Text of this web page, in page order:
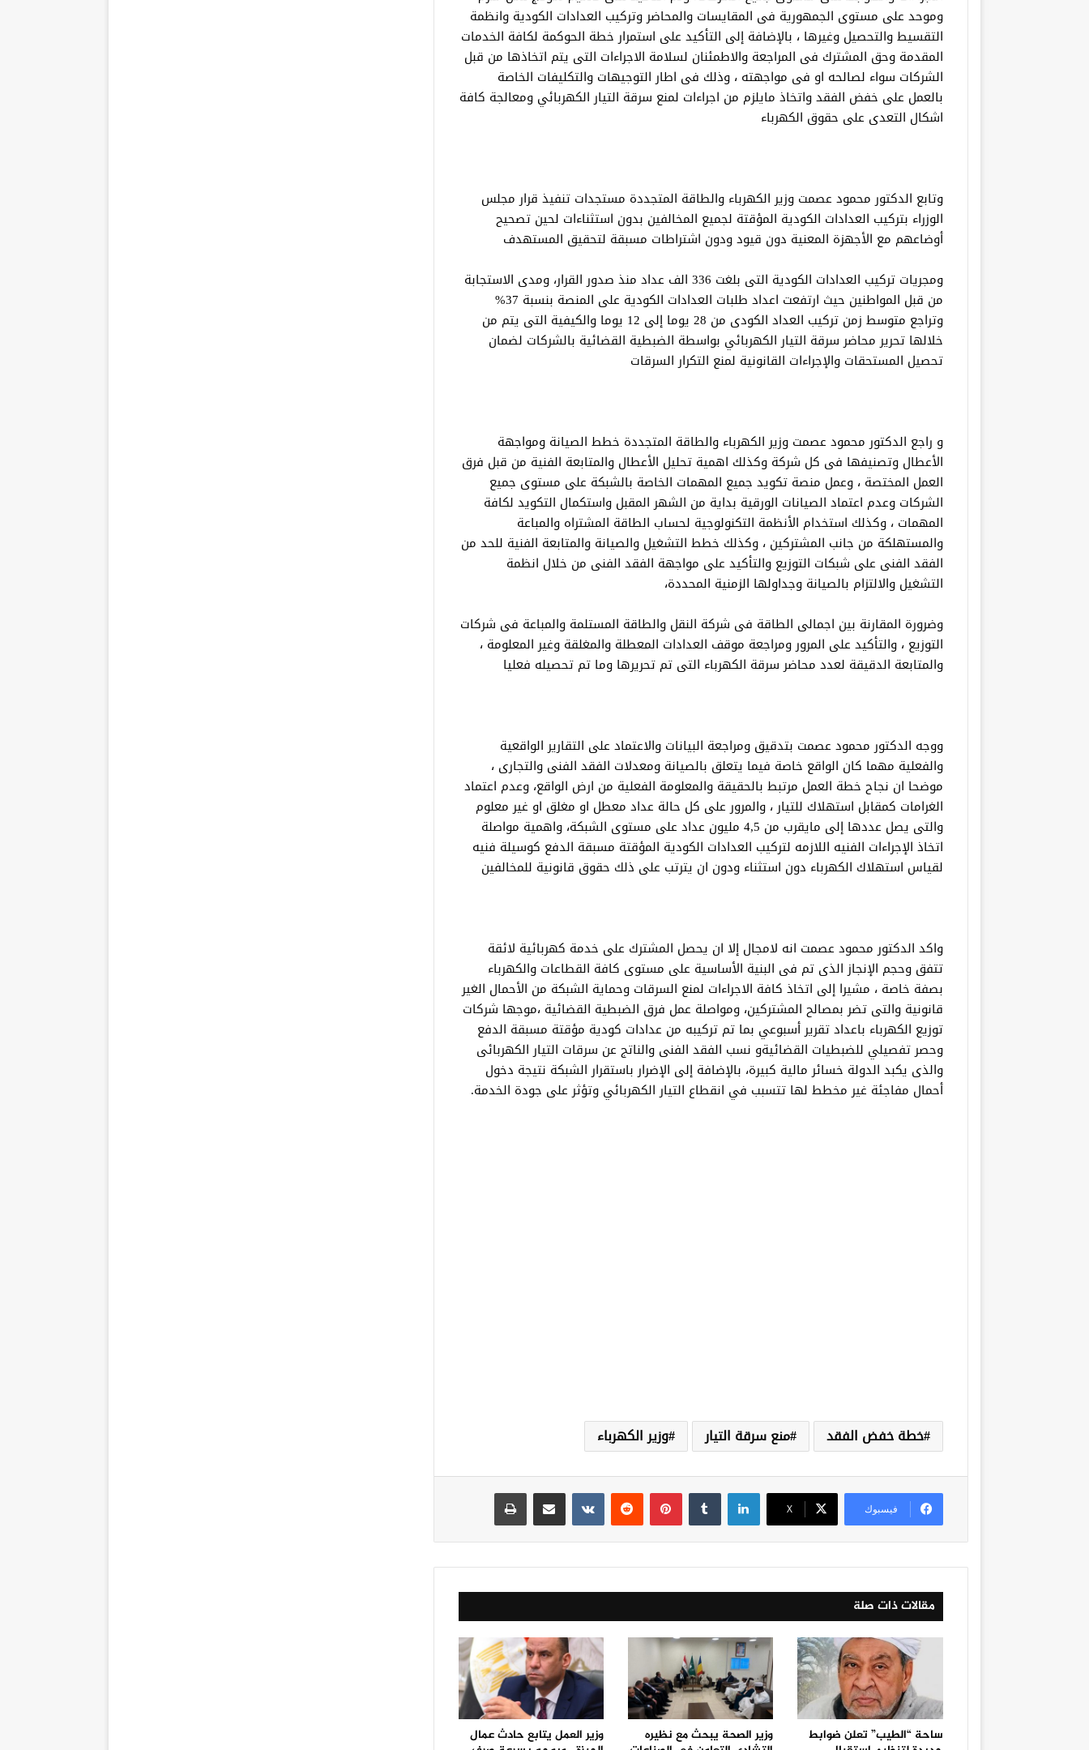
وموحد على مستوى الجمهورية فى المقايسات والمحاضر وتركيب العدادات الكودية وانظمة
التقسيط والتحصيل وغيرها ، بالإضافة إلى التأكيد على استمرار خطة الحوكمة لكافة الخدمات
المقدمة وحق المشترك فى المراجعة والاطمئنان لسلامة الاجراءات التى يتم اتخاذها من قبل
الشركات سواء لصالحه او فى مواجهته ، وذلك فى اطار التوجيهات والتكليفات الخاصة
بالعمل على خفض الفقد واتخاذ مايلزم من اجراءات لمنع سرقة التيار الكهربائي ومعالجة كافة
اشكال التعدى على حقوق الكهرباء
وتابع الدكتور محمود عصمت وزير الكهرباء والطاقة المتجددة مستجدات تنفيذ قرار مجلس
الوزراء بتركيب العدادات الكودية المؤقتة لجميع المخالفين بدون استثناءات لحين تصحيح
أوضاعهم مع الأجهزة المعنية دون قيود ودون اشتراطات مسبقة لتحقيق المستهدف
ومجريات تركيب العدادات الكودية التى بلغت 336 الف عداد منذ صدور القرار، ومدى الاستجابة
من قبل المواطنين حيث ارتفعت اعداد طلبات العدادات الكودية على المنصة بنسبة 37%
وتراجع متوسط زمن تركيب العداد الكودى من 28 يوما إلى 12 يوما والكيفية التى يتم من
خلالها تحرير محاضر سرقة التيار الكهربائي بواسطة الضبطية القضائية بالشركات لضمان
تحصيل المستحقات والإجراءات القانونية لمنع التكرار السرقات
و راجع الدكتور محمود عصمت وزير الكهرباء والطاقة المتجددة خطط الصيانة ومواجهة
الأعطال وتصنيفها فى كل شركة وكذلك اهمية تحليل الأعطال والمتابعة الفنية من قبل فرق
العمل المختصة ، وعمل منصة تكويد جميع المهمات الخاصة بالشبكة على مستوى جميع
الشركات وعدم اعتماد الصيانات الورقية بداية من الشهر المقبل واستكمال التكويد لكافة
المهمات ، وكذلك استخدام الأنظمة التكنولوجية لحساب الطاقة المشتراه والمباعة
والمستهلكة من جانب المشتركين ، وكذلك خطط التشغيل والصيانة والمتابعة الفنية للحد من
الفقد الفنى على شبكات التوزيع والتأكيد على مواجهة الفقد الفنى من خلال انظمة
التشغيل والالتزام بالصيانة وجداولها الزمنية المحددة،
وضرورة المقارنة بين اجمالى الطاقة فى شركة النقل والطاقة المستلمة والمباعة فى شركات
التوزيع ، والتأكيد على المرور ومراجعة موقف العدادات المعطلة والمغلقة وغير المعلومة ،
والمتابعة الدقيقة لعدد محاضر سرقة الكهرباء التى تم تحريرها وما تم تحصيله فعليا
ووجه الدكتور محمود عصمت بتدقيق ومراجعة البيانات والاعتماد على التقارير الواقعية
والفعلية مهما كان الواقع خاصة فيما يتعلق بالصيانة ومعدلات الفقد الفنى والتجارى ،
موضحا ان نجاح خطة العمل مرتبط بالحقيقة والمعلومة الفعلية من ارض الواقع، وعدم اعتماد
الغرامات كمقابل استهلاك للتيار ، والمرور على كل حالة عداد معطل او مغلق او غير معلوم
والتى يصل عددها إلى مايقرب من 4,5 مليون عداد على مستوى الشبكة، واهمية مواصلة
اتخاذ الإجراءات الفنيه اللازمه لتركيب العدادات الكودية المؤقتة مسبقة الدفع كوسيلة فنيه
لقياس استهلاك الكهرباء دون استثناء ودون ان يترتب على ذلك حقوق قانونية للمخالفين
واكد الدكتور محمود عصمت انه لامجال إلا ان يحصل المشترك على خدمة كهربائية لائقة
تتفق وحجم الإنجاز الذى تم فى البنية الأساسية على مستوى كافة القطاعات والكهرباء
بصفة خاصة ، مشيرا إلى اتخاذ كافة الاجراءات لمنع السرقات وحماية الشبكة من الأحمال الغير
قانونية والتى تضر بمصالح المشتركين، ومواصلة عمل فرق الضبطية القضائية ،موجها شركات
توزيع الكهرباء باعداد تقرير أسبوعي بما تم تركيبه من عدادات كودية مؤقتة مسبقة الدفع
وحصر تفصيلي للضبطيات القضائيةو نسب الفقد الفنى والناتج عن سرقات التيار الكهربائى
والذى يكبد الدولة خسائر مالية كبيرة، بالإضافة إلى الإضرار باستقرار الشبكة نتيجة دخول
أحمال مفاجئة غير مخطط لها تتسبب في انقطاع التيار الكهربائي وتؤثر على جودة الخدمة.
خطة خفض الفقد منع سرقة التيار وزير الكهرباء
فيسبوك ‫X
لينكدإن بينتيريست
مقالات ذات صلة
ساحة “الطيب” تعلن ضوابط
وزير الصحة يبحث مع نظيره
وزير العمل يتابع حادث عمال